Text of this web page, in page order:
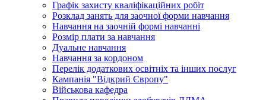
Графік захисту кваліфікаційних робіт
Розклад занять для заочної форми навчання
Навчання на заочній формі навчанні
Розмір плати за навчання
Дуальне навчання
Навчання за кордоном
Перелік додаткових освітніх та інших послуг
Кампанія "Відкрий Європу"
Військова кафедра